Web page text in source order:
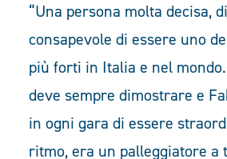
“Una persona molta decisa,
consapevole di essere uno
più forti in Italia e nel mondo.
deve sempre dimostrare e
in ogni gara di essere
ritmo, era un palleggiatore a